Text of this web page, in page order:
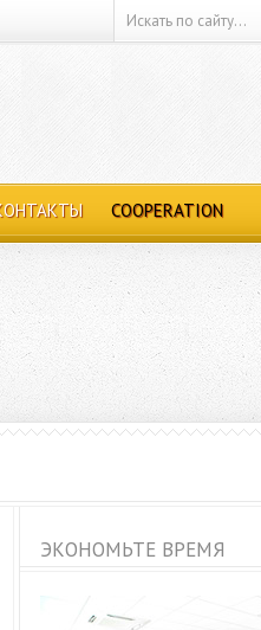
COOPERATION
ЭКОНОМЬТЕ ВРЕМЯ